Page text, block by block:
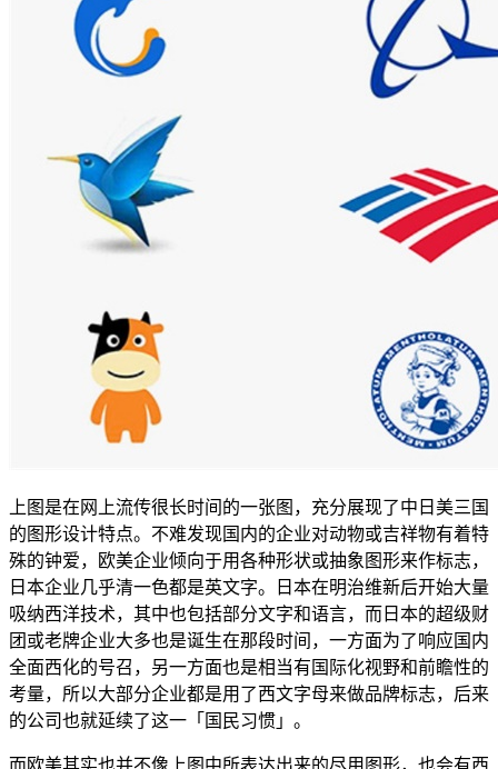
上图是在网上流传很长时间的一张图，充分展现了中日美三国
的图形设计特点。不难发现国内的企业对动物或吉祥物有着特
殊的钟爱，欧美企业倾向于用各种形状或抽象图形来作标志，
日本企业几乎清一色都是英文字。日本在明治维新后开始大量
吸纳西洋技术，其中也包括部分文字和语言，而日本的超级财
团或老牌企业大多也是诞生在那段时间，一方面为了响应国内
全面西化的号召，另一方面也是相当有国际化视野和前瞻性的
考量，所以大部分企业都是用了西文字母来做品牌标志，后来
的公司也就延续了这一「国民习惯」。
而欧美其实也并不像上图中所表达出来的尽用图形，也会有西